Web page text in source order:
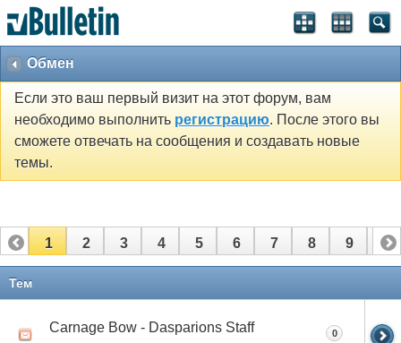
Обмен
Если это ваш первый визит на этот форум, вам
необходимо выполнить регистрацию. После этого вы
сможете отвечать на сообщения и создавать новые
темы.
1 2 3 4 5 6 7 8 9 10
Тем
Carnage Bow - Dasparions Staff 0